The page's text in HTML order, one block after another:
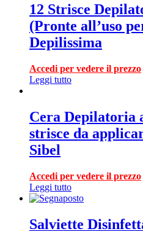
12 Strisce
(Pronte all’uso
Depilissima
Accedi per vedere il prezzo
Leggi tutto
Cera Depilatoria
strisce da
Sibel
Accedi per vedere il prezzo
Leggi tutto
Salviette